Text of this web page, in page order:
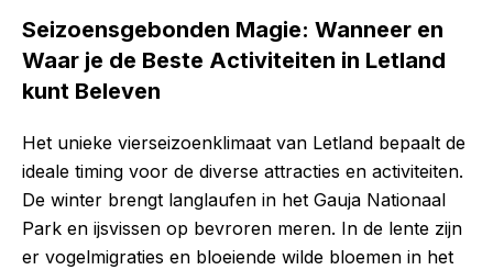
Seizoensgebonden Magie: Wanneer en
Waar je de Beste Activiteiten in Letland
kunt Beleven
Het unieke vierseizoenklimaat van Letland bepaalt de
ideale timing voor de diverse attracties en activiteiten.
De winter brengt langlaufen in het Gauja Nationaal
Park en ijsvissen op bevroren meren. In de lente zijn
er vogelmigraties en bloeiende wilde bloemen in het